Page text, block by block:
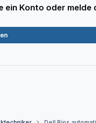
ein Konto oder melde